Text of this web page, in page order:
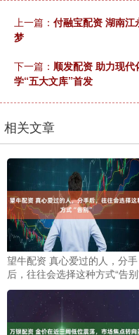
上一篇： 付融宝配资 湖南江
梦
下一篇： 顺发配资 助力现代
学“五大文库”首发
相关文章
望牛配资 真心爱过的人，分手
后，往往会选择这种方式“告别